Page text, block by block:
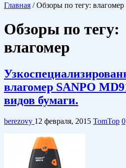
Главная / Обзоры по тегу: влагомер
Обзоры по тегу:
влагомер
влагомер SANPO
видов бумаги.
berezovy 12 февраля, 2015 TomTop 0